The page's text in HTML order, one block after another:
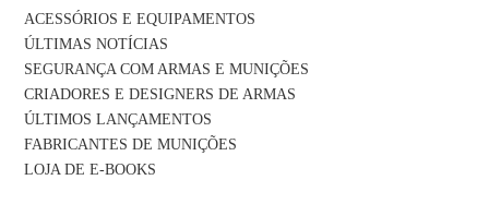
ACESSÓRIOS E EQUIPAMENTOS
ÚLTIMAS NOTÍCIAS
SEGURANÇA COM ARMAS E MUNIÇÕES
CRIADORES E DESIGNERS DE ARMAS
ÚLTIMOS LANÇAMENTOS
FABRICANTES DE MUNIÇÕES
LOJA DE E-BOOKS